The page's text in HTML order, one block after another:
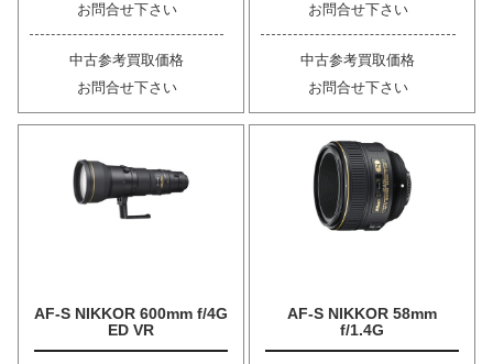
お問合せ下さい
中古参考買取価格
お問合せ下さい
お問合せ下さい
中古参考買取価格
お問合せ下さい
AF-S NIKKOR 600mm f/4G
ED VR
AF-S NIKKOR 58mm
f/1.4G